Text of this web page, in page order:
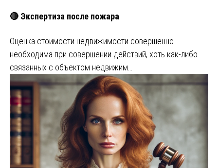
🔴 Экспертиза после пожара
Оценка стоимости недвижимости совершенно
необходима при совершении действий, хоть как-либо
связанных с объектом недвижим…